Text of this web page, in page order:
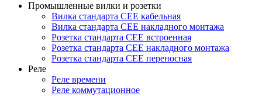
Промышленные вилки и розетки
Вилка стандарта CEE кабельная
Вилка стандарта CEE накладного монтажа
Розетка стандарта CEE встроенная
Розетка стандарта СЕЕ накладного монтажа
Розетка стандарта СЕЕ переносная
Реле
Реле времени
Реле коммутационное